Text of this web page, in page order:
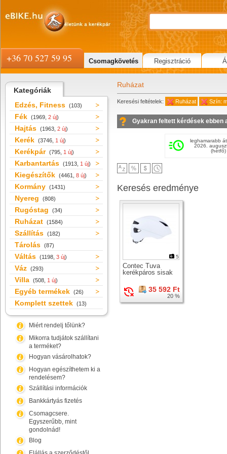
Kategóriák
Edzés, Fitness (103)
Fék (1969, 2 új)
Hajtás (1963, 2 új)
Kerék (3746, 1 új)
Kerékpár (795, 1 új)
Karbantartás (1913, 1 új)
Kiegészítők (4461, 8 új)
Kormány (1431)
Nyereg (808)
Rugóstag (34)
Ruházat (1584)
Szállítás (182)
Tárolás (87)
Váltás (1198, 3 új)
Váz (293)
Villa (508, 1 új)
Egyéb termékek (26)
Komplett szettek (13)
Miért rendelj tőlünk?
Mikorra tudjátok szállítani
a terméket?
Hogyan vásárolhatok?
Hogyan egészíthetem ki a
rendelésem?
Szállítási információk
Bankkártyás fizetés
Csomagcsere.
Egyszerűbb, mint
gondolnád!
Blog
Ruházat
Keresési feltételek: Ruházat Szín:
Gyakran feltett kérdések ebben
leghamarabb
2026.
(hétfő)
Keresés eredménye
5
Contec Tuva
kerékpáros sisak
35 592 Ft
20 %
+36 70 527 59 95 Csomagkövetés Regisztráció